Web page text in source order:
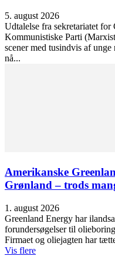
5. august 2026
Udtalelse fra sekretariatet
Kommunistiske Parti
scener med tusindvis af
nå...
Amerikanske
Grønland – trods
1. august 2026
Greenland Energy har
forundersøgelser til
Firmaet og oliejagten har
Vis flere